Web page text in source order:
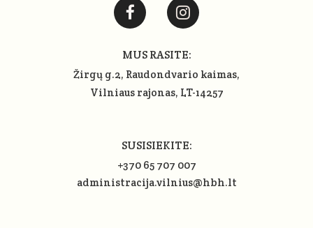
MUS RASITE:
Žirgų g.2, Raudondvario kaimas,
Vilniaus rajonas, LT-14257
SUSISIEKITE:
+370 65 707 007
administracija.vilnius@hbh.lt